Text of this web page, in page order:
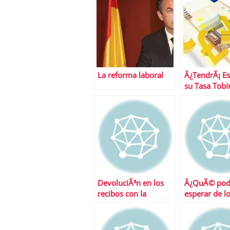
La reforma laboral
Â¿TendrÃ¡
su Tasa
DevoluciÃ³n en los
recibos con la
Â¿QuÃ©
esperar de
semana?